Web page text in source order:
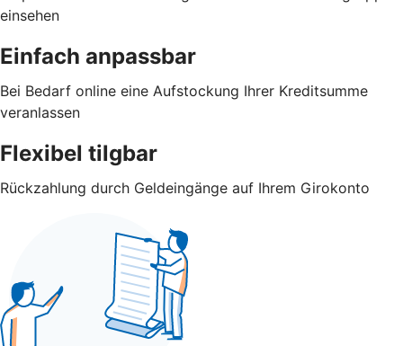
einsehen
Einfach anpassbar
Bei Bedarf online eine Aufstockung Ihrer Kreditsumme
veranlassen
Flexibel tilgbar
Rückzahlung durch Geldeingänge auf Ihrem Girokonto